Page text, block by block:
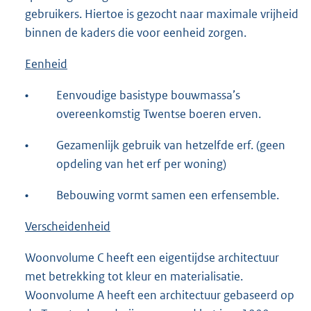
gebruikers. Hiertoe is gezocht naar maximale vrijheid
binnen de kaders die voor eenheid zorgen.
Eenheid
•
Eenvoudige basistype bouwmassa’s
overeenkomstig Twentse boeren erven.
•
Gezamenlijk gebruik van hetzelfde erf. (geen
opdeling van het erf per woning)
• Bebouwing vormt samen een erfensemble.
Verscheidenheid
Woonvolume C heeft een eigentijdse architectuur
met betrekking tot kleur en materialisatie.
Woonvolume A heeft een architectuur gebaseerd op